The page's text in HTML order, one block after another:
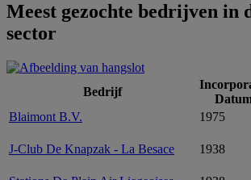
Meest gezochte bedrijven in
sector
Bedrijf
Blaimont B.V.
1975
J-Club De Knapzak - La Besace 1938